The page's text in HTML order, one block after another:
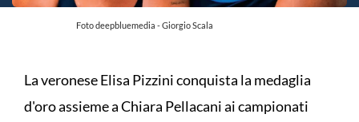
Foto deepbluemedia - Giorgio Scala
La veronese Elisa Pizzini conquista la medaglia
d'oro assieme a Chiara Pellacani ai campionati